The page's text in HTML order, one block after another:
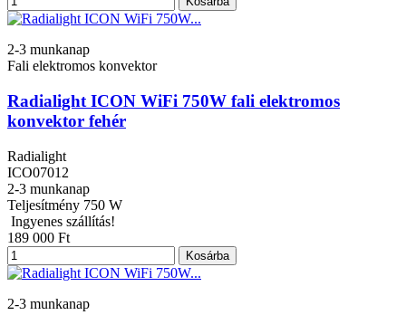
2-3 munkanap
Fali elektromos konvektor
Radialight ICON WiFi 750W fali elektromos
konvektor fehér
Radialight
ICO07012
2-3 munkanap
Teljesítmény 750 W
Ingyenes szállítás!
189 000 Ft
Kosárba
2-3 munkanap